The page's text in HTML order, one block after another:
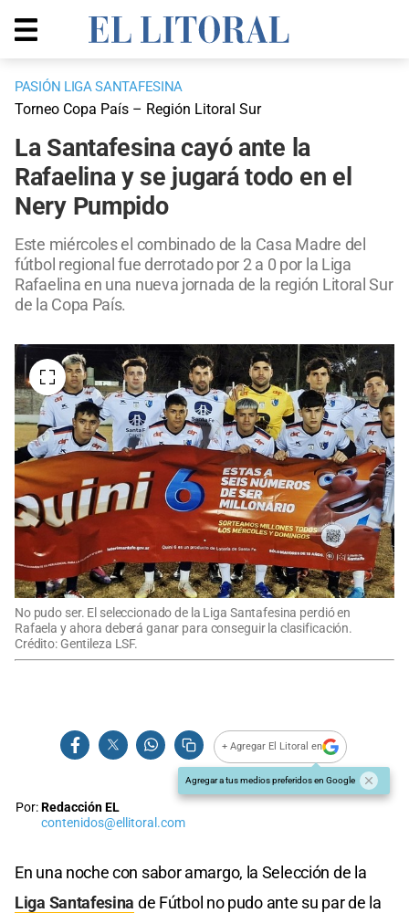
PASIÓN LIGA SANTAFESINA
Torneo Copa País – Región Litoral Sur
La Santafesina cayó ante la
Rafaelina y se jugará todo en el
Nery Pumpido
Este miércoles el combinado de la Casa Madre del
fútbol regional fue derrotado por 2 a 0 por la Liga
Rafaelina en una nueva jornada de la región Litoral Sur
de la Copa País.
No pudo ser. El seleccionado de la Liga Santafesina perdió en
Rafaela y ahora deberá ganar para conseguir la clasificación.
Crédito: Gentileza LSF.
+ Agregar El Litoral en
Agregar a tus medios preferidos en Google
Por:Redacción EL
contenidos@ellitoral.com
En una noche con sabor amargo, la Selección de la
Liga Santafesina de Fútbol no pudo ante su par de la